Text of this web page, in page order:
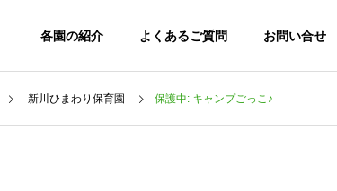
各園の紹介 よくあるご質問 お問い合せ
新川ひまわり保育園 保護中: キャンプごっこ♪